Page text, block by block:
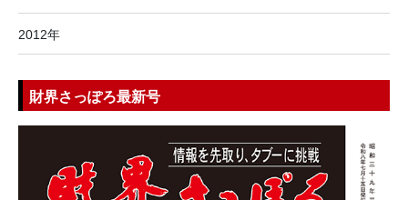
2012年
財界さっぽろ最新号